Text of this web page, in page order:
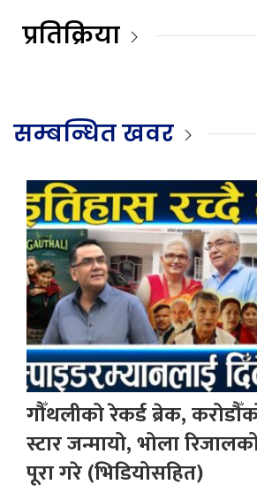
प्रतिक्रिया
सम्बन्धित खवर
गौँथलीको रेकर्ड ब्रेक,
स्टार जन्मायो, भोला
पूरा गरे (भिडियोसहित)